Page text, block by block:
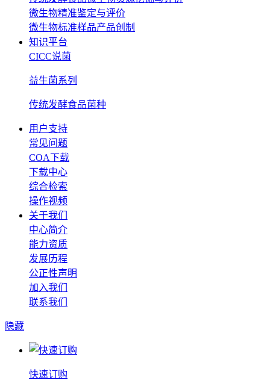
微生物精准鉴定与评价
微生物标准样品产品创制
知识平台
CICC说菌
益生菌系列
传统发酵食品菌种
用户支持
常见问题
COA下载
下载中心
综合检索
操作视频
关于我们
中心简介
能力资质
发展历程
公正性声明
加入我们
联系我们
隐藏
快速订购